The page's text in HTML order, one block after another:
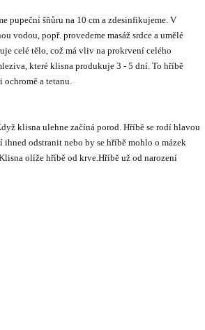
pupeční šňůru na 10 cm a zdesinfikujeme. V
vodou, popř. provedeme masáž srdce a umělé
celé tělo, což má vliv na prokrvení celého
které klisna produkuje 3 - 5 dní. To hříbě
a tetanu.
klisna ulehne začíná porod. Hříbě se rodí hlavou
odstranit nebo by se hříbě mohlo o mázek
olíže hříbě od krve. Hříbě už od narození